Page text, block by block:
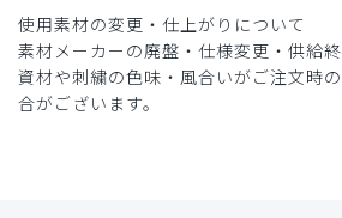
使用素材の変更・仕上がりについて
素材メーカーの廃盤・仕様変更・供給終
資材や刺繍の色味・風合いがご注文時
合がございます。